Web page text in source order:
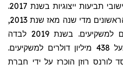
תביעה ייצוגית, בגין מספר יישובי תביעות ייצוגיות בשנת 2017.
המשרד מדורג בין ארבעת הראשונים מדי שנה מאז שנת 2013,
והחזיר מאות מיליוני דולרים למשקיעים. בשנת 2019 לבדה
438 מיליון דולרים למשקיעים.